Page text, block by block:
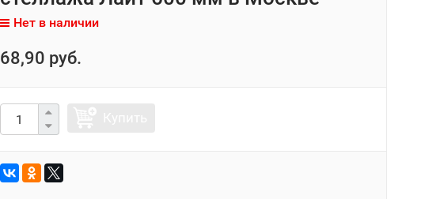
Нет в наличии
68,90 руб.